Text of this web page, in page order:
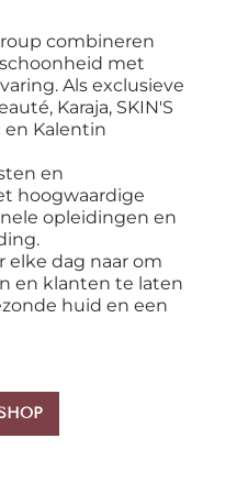
combineren
met
Als exclusieve
Karaja, SKIN'S
en Kalentin
en
hoogwaardige
opleidingen en
elke dag naar om
en klanten te laten
huid en een